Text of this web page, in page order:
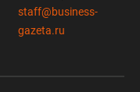
staff@business-
gazeta.ru